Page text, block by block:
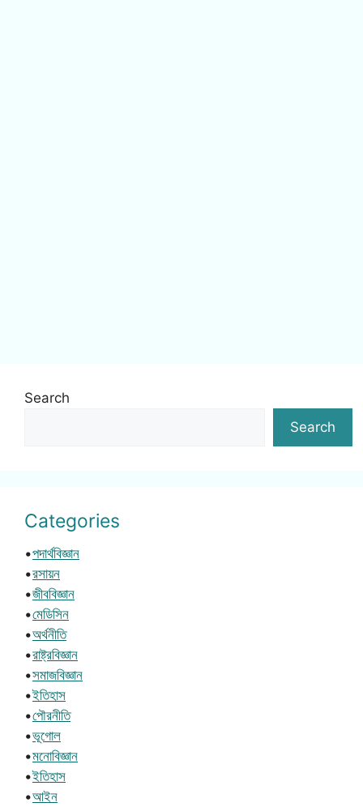
Search
Search
Categories
•পদার্থবিজ্ঞান
•রসায়ন
•জীববিজ্ঞান
•মেডিসিন
•অর্থনীতি
•রাষ্ট্রবিজ্ঞান
•সমাজবিজ্ঞান
•ইতিহাস
•পৌরনীতি
•ভূগোল
•মনোবিজ্ঞান
•ইতিহাস
•আইন